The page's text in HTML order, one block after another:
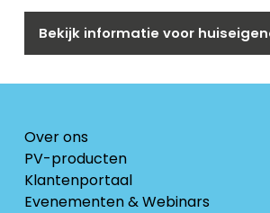
Bekijk informatie voor
Over ons
PV-producten
Klantenportaal
Evenementen & Webinars